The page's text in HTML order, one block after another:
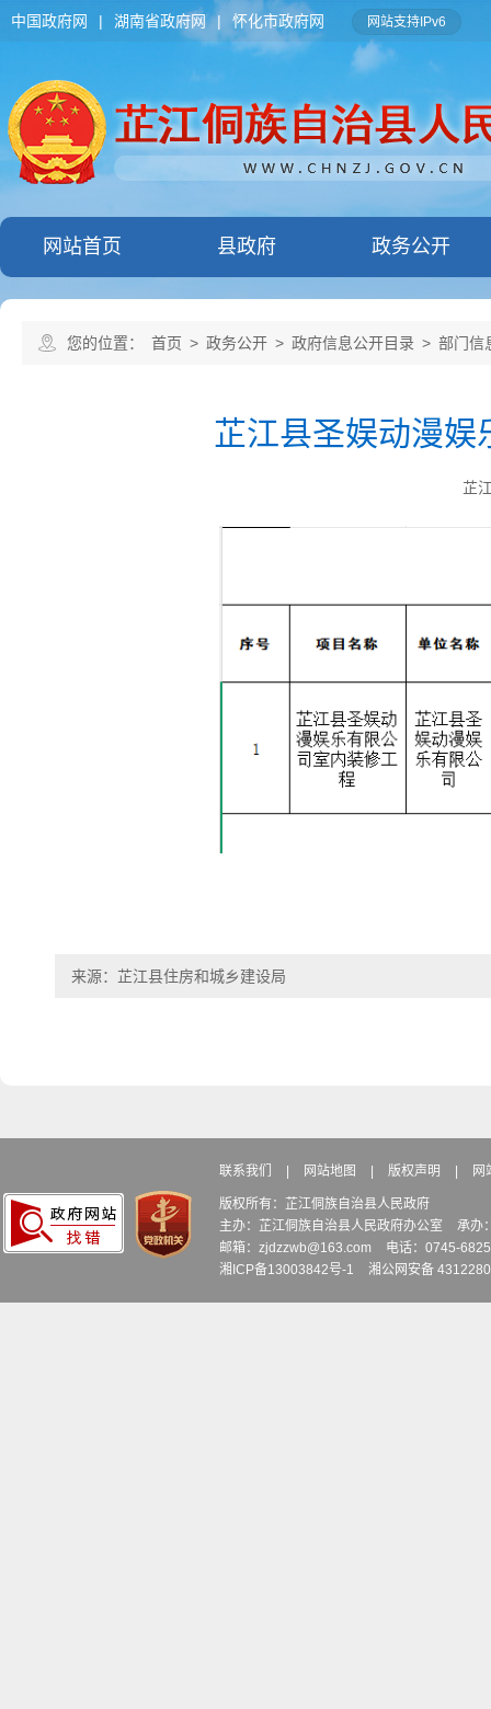
中国政府网 | 湖南省政府网 | 怀化市政府网 网站支持IPv6
网站首页 县政府 政务公开
您的位置： 首页 > 政务公开 > 政府信息公开目录 > 部门信
芷江县圣娱动漫娱
芷
来源：芷江县住房和城乡建设局
联系我们 | 网站地图 | 版权声明 | 网
版权所有：芷江侗族自治县人民政府
主办：芷江侗族自治县人民政府办公室
承办
邮箱：zjdzzwb@163.com
电话：0745-
湘ICP备13003842号-1
湘公网安备